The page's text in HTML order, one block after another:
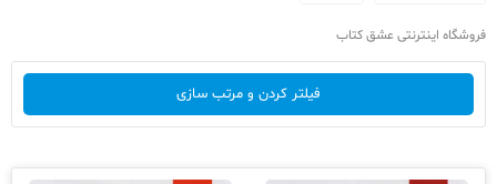
فروشگاه اینترنتی عشق کتاب
فیلتر کردن و مرتب سازی